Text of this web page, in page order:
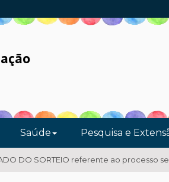
Saúde Pesquisa e
DO SORTEIO referente ao processo